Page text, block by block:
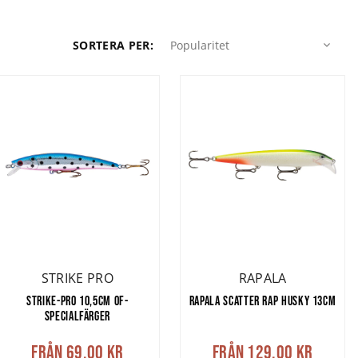
multirullar
,Viking
bakom
SORTERA PER: Popularitet
Popularitet
STRIKE PRO
STRIKE-PRO 10,5CM OF-
SPECIALFÄRGER
Från69,00 kr
RAPALA
RAPALA SCATTER RAP HUSKY 13CM
Från 129,00 kr